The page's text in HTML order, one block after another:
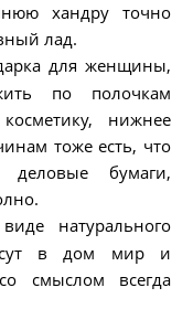
хандру точно
лад.
для женщины,
по полочкам
нижнее
тоже есть, что
деловые бумаги,
натурального
в дом мир и
смыслом всегда